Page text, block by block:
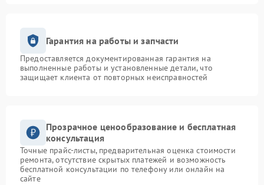
Гарантия на работы и запчасти
Предоставляется документированная гарантия на
выполненные работы и установленные детали, что
защищает клиента от повторных неисправностей
Прозрачное ценообразование и бесплатная
консультация
Точные прайс-листы, предварительная оценка стоимости
ремонта, отсутствие скрытых платежей и возможность
бесплатной консультации по телефону или онлайн на
сайте